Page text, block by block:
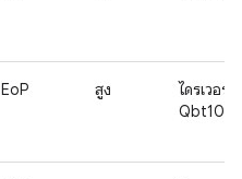
EoP สูง
ไดรเวอร์